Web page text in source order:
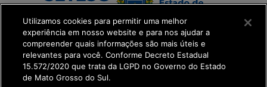
Utilizamos cookies para permitir uma melhor
experiência em nosso website e para nos ajudar a
compreender quais informações são mais úteis e
relevantes para você. Conforme Decreto Estadual
15.572/2020 que trata da LGPD no Governo do Estado
de Mato Grosso do Sul.